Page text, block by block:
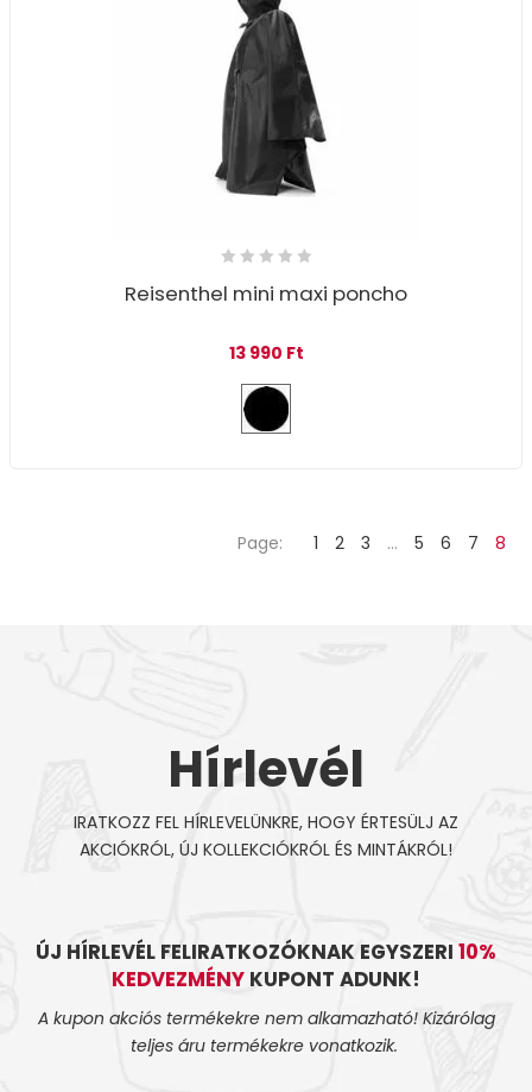
Reisenthel mini maxi poncho
13 990 Ft
Page: 1 2 3 … 5 6 7 8
Hírlevél
IRATKOZZ FEL HÍRLEVELÜNKRE, HOGY ÉRTESÜLJ AZ
AKCIÓKRÓL, ÚJ KOLLEKCIÓKRÓL ÉS MINTÁKRÓL!
ÚJ HÍRLEVÉL FELIRATKOZÓKNAK EGYSZERI 10%
KEDVEZMÉNY KUPONT ADUNK!
A kupon akciós termékekre nem alkamazható! Kizárólag
teljes áru termékekre vonatkozik.